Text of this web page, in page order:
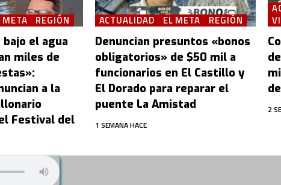
META REGIÓN
el agua
miles de
a la
Festival del
ACTUALIDAD EL META REGIÓN
Denuncian presuntos «bonos
obligatorios» de $50 mil a
funcionarios en El Castillo y
El Dorado para reparar el
puente La Amistad
1 SEMANA HACE
2